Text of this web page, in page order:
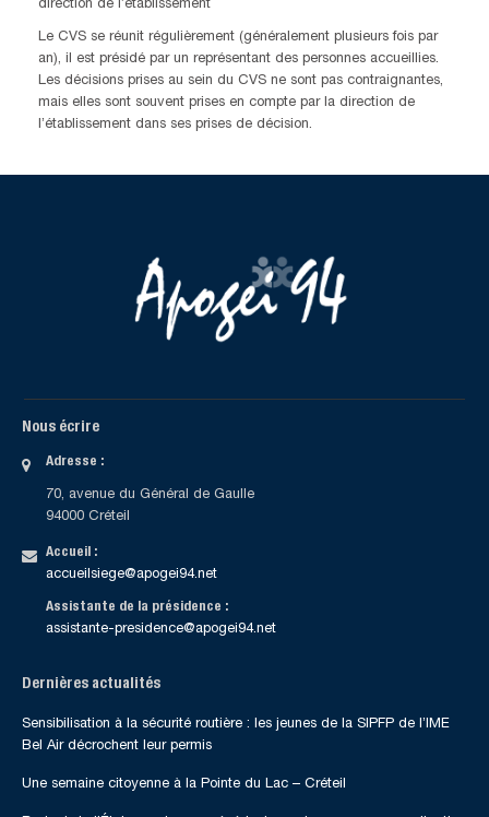
direction de l’établissement
Le CVS se réunit régulièrement (généralement plusieurs fois par
an), il est présidé par un représentant des personnes accueillies.
Les décisions prises au sein du CVS ne sont pas contraignantes,
mais elles sont souvent prises en compte par la direction de
l’établissement dans ses prises de décision.
Nous écrire
Adresse :
70, avenue du Général de Gaulle
94000 Créteil
Accueil :
accueilsiege@apogei94.net
Assistante de la présidence :
assistante-presidence@apogei94.net
Dernières actualités
Sensibilisation à la sécurité routière : les jeunes de la SIPFP de l’IME
Bel Air décrochent leur permis
Une semaine citoyenne à la Pointe du Lac – Créteil